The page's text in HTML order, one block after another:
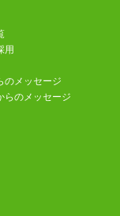
用
のメッセージ
らのメッセージ